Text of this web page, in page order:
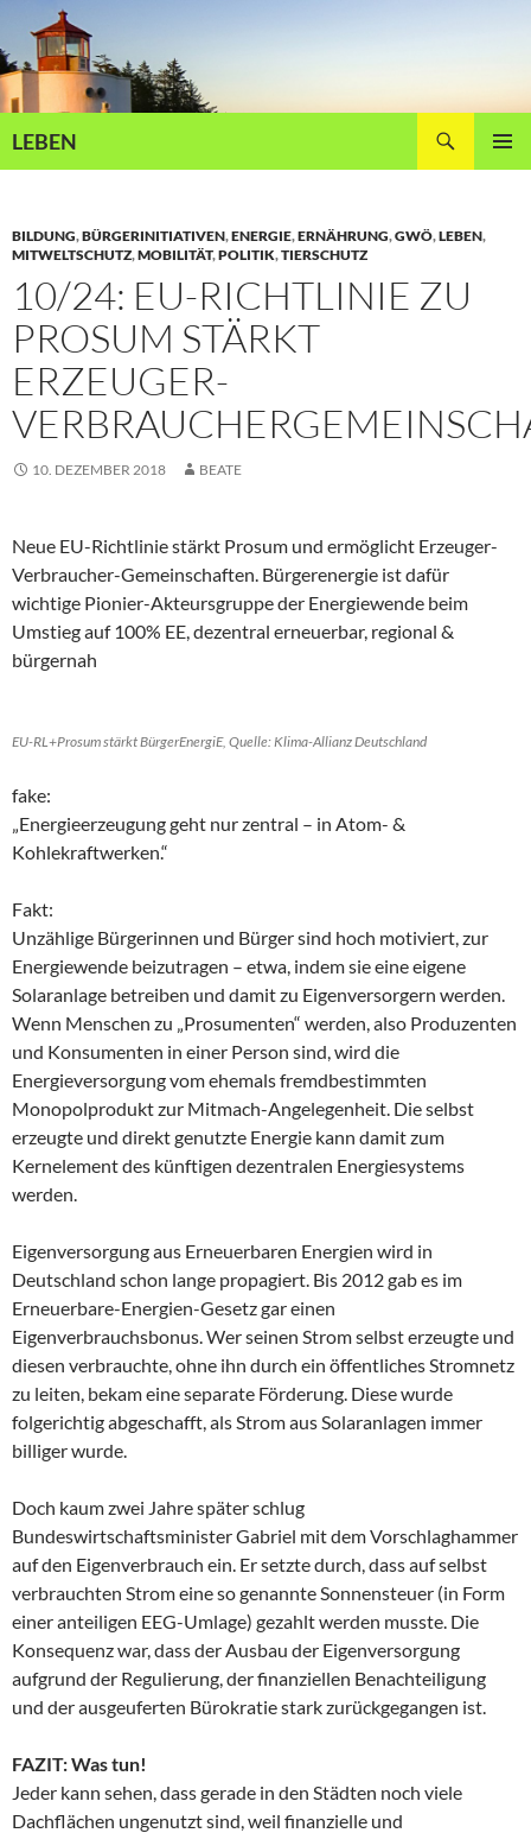
Inhalt
springen
LEBEN
BILDUNG,BÜRGERINITIATIVEN,ENERGIE,ERNÄHRUNG,GWÖ,LEBEN,
MITWELTSCHUTZ,MOBILITÄT,POLITIK,TIERSCHUTZ
10/24: EU-RICHTLINIE ZU
PROSUM STÄRKT
ERZEUGER-
10. DEZEMBER 2018 BEATE
Neue EU-Richtlinie stärkt Prosum und ermöglicht Erzeuger-
Verbraucher-Gemeinschaften. Bürgerenergie ist dafür
wichtige Pionier-Akteursgruppe der Energiewende beim
Umstieg auf 100% EE, dezentral erneuerbar, regional &
bürgernah
EU-RL+Prosum stärkt BürgerEnergiE, Quelle: Klima-Allianz Deutschland
fake:
„Energieerzeugung geht nur zentral – in Atom- &
Kohlekraftwerken.“
Fakt:
Unzählige Bürgerinnen und Bürger sind hoch motiviert, zur
Energiewende beizutragen – etwa, indem sie eine eigene
Solaranlage betreiben und damit zu Eigenversorgern werden.
Wenn Menschen zu „Prosumenten“ werden, also Produzenten
und Konsumenten in einer Person sind, wird die
Energieversorgung vom ehemals fremdbestimmten
Monopolprodukt zur Mitmach-Angelegenheit. Die selbst
erzeugte und direkt genutzte Energie kann damit zum
Kernelement des künftigen dezentralen Energiesystems
werden.
Eigenversorgung aus Erneuerbaren Energien wird in
Deutschland schon lange propagiert. Bis 2012 gab es im
Erneuerbare-Energien-Gesetz gar einen
Eigenverbrauchsbonus. Wer seinen Strom selbst erzeugte und
diesen verbrauchte, ohne ihn durch ein öffentliches Stromnetz
zu leiten, bekam eine separate Förderung. Diese wurde
folgerichtig abgeschafft, als Strom aus Solaranlagen immer
billiger wurde.
Doch kaum zwei Jahre später schlug
Bundeswirtschaftsminister Gabriel mit dem Vorschlaghammer
auf den Eigenverbrauch ein. Er setzte durch, dass auf selbst
verbrauchten Strom eine so genannte Sonnensteuer (in Form
einer anteiligen EEG-Umlage) gezahlt werden musste. Die
Konsequenz war, dass der Ausbau der Eigenversorgung
aufgrund der Regulierung, der finanziellen Benachteiligung
und der ausgeuferten Bürokratie stark zurückgegangen ist.
FAZIT: Was tun!
Jeder kann sehen, dass gerade in den Städten noch viele
Dachflächen ungenutzt sind, weil finanzielle und